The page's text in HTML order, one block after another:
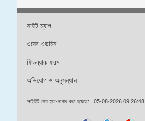
সাইট ম্যাপ
ওয়েব এডমিন
ফিডব্যাক ফরম
অভিযোগ ও অনুসন্ধান
সাইটটি শেষ হাল-নাগাদ করা হয়েছে: 05-08-2026 09:26:48